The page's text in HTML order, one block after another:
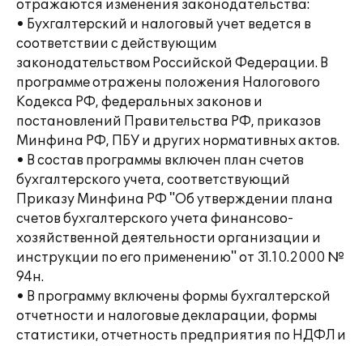
отражаются изменения законодательства:
• Бухгалтерский и налоговый учет ведется в
соответствии с действующим
законодательством Российской Федерации. В
программе отражены положения Налогового
Кодекса РФ, федеральных законов и
постановлений Правительства РФ, приказов
Минфина РФ, ПБУ и других нормативных актов.
• В состав программы включен план счетов
бухгалтерского учета, соответствующий
Приказу Минфина РФ "Об утверждении плана
счетов бухгалтерского учета финансово-
хозяйственной деятельности организации и
инструкции по его применению" от 31.10.2000 №
94н.
• В программу включены формы бухгалтерской
отчетности и налоговые декларации, формы
статистики, отчетность предприятия по НДФЛ и